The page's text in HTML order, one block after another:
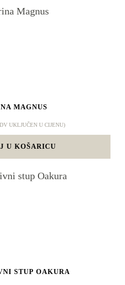
MAGNUS
UKLJUČEN U CIJENU)
U KOŠARICU
STUP OAKURA